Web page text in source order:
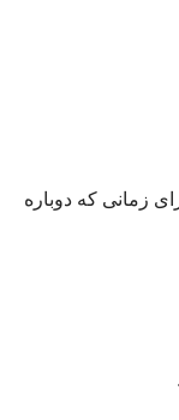
زمانی که دوباره